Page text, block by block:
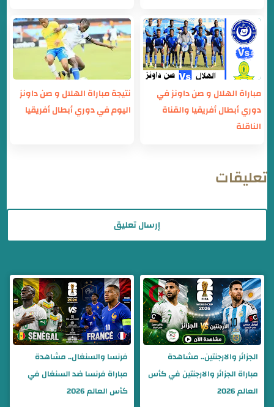
مباراة الهلال و صن داونز في
دوري أبطال أفريقيا والقناة
الناقلة
نتيجة مباراة الهلال و صن داونز
اليوم في دوري أبطال أفريقيا
تعليقات
إرسال تعليق
الجزائر والارجنتين.. مشاهدة
مباراة الجزائر والارجنتين في كأس
العالم 2026
فرنسا والسنغال.. مشاهدة
مباراة فرنسا ضد السنغال في
كأس العالم 2026